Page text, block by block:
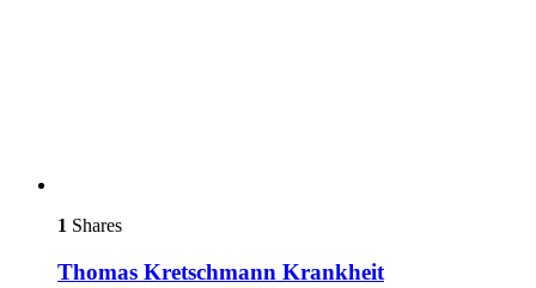
1 Shares
Thomas Kretschmann Krankheit